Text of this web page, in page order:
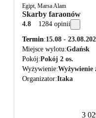
Egipt, Marsa Alam
Skarby faraonów
4.8 1284 opinii
Termin 15.08 -
Miejsce wylotu Gdańsk
Pokój Pokój 2 os.
Wyżywienie Wyżywienie
Organizator Itaka
3